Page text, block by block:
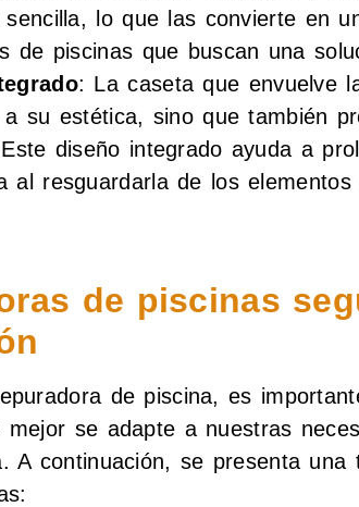
sencilla, lo que las convierte en
de piscinas que buscan una
: La caseta que envuelve
su estética, sino que también
diseño integrado ayuda a
al resguardarla de los
de piscinas
de piscina, es
mejor se adapte a nuestras
A continuación, se presenta una